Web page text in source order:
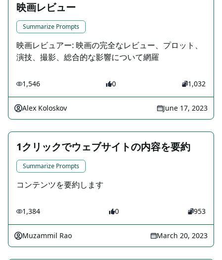
映画レビュー
Summarize Prompts
映画レビュアー: 映画の完全なレビュー、プロット、
演技、撮影、総合的な影響について網羅
1,546 0 1,032
Alex Koloskov June 17, 2023
1クリックでウェブサイトの内容を要約
Summarize Prompts
コンテンツを要約します
1,384 0 953
Muzammil Rao March 20, 2023